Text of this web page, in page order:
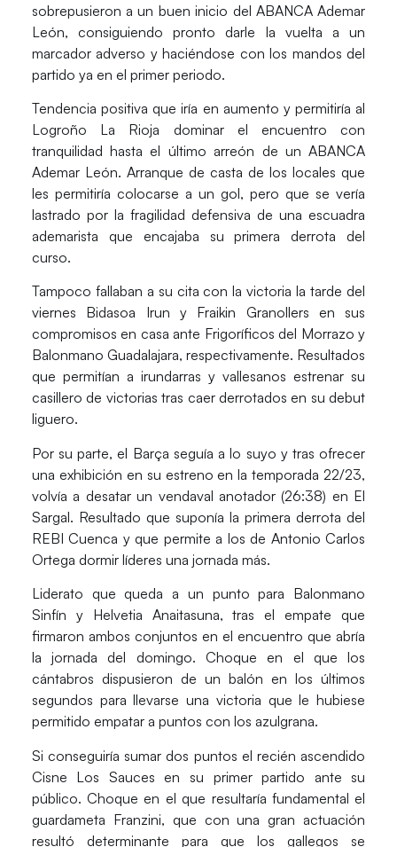
sobrepusieron a un buen inicio del ABANCA Ademar
León, consiguiendo pronto darle la vuelta a un
marcador adverso y haciéndose con los mandos del
partido ya en el primer periodo.
Tendencia positiva que iría en aumento y permitiría al
Logroño La Rioja dominar el encuentro con
tranquilidad hasta el último arreón de un ABANCA
Ademar León. Arranque de casta de los locales que
les permitiría colocarse a un gol, pero que se vería
lastrado por la fragilidad defensiva de una escuadra
ademarista que encajaba su primera derrota del
curso.
Tampoco fallaban a su cita con la victoria la tarde del
viernes Bidasoa Irun yFraikin Granollers en sus
compromisos en casa ante Frigoríficos del Morrazo y
Balonmano Guadalajara, respectivamente. Resultados
que permitían a irundarras y vallesanos estrenar su
casillero de victorias tras caer derrotados en su debut
liguero.
Por su parte, el Barça seguía a lo suyo y tras ofrecer
una exhibición en su estreno en la temporada 22/23,
volvía a desatar un vendaval anotador (26:38) en El
Sargal. Resultado que suponía la primera derrota del
REBI Cuenca y que permite a los de Antonio Carlos
Ortega dormir líderes una jornada más.
Liderato que queda a un punto para Balonmano
Sinfín y Helvetia Anaitasuna, tras el empate que
firmaron ambos conjuntos en el encuentro que abría
la jornada del domingo. Choque en el que los
cántabros dispusieron de un balón en los últimos
segundos para llevarse una victoria que le hubiese
permitido empatar a puntos con los azulgrana.
Si conseguiría sumar dos puntos el recién ascendido
Cisne Los Sauces en su primer partido ante su
público. Choque en el que resultaría fundamental el
guardameta Franzini, que con una gran actuación
resultó determinante para que los gallegos se